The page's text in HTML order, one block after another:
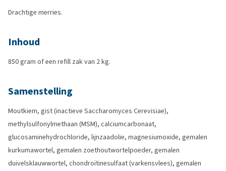
Drachtige merries.
Inhoud
850 gram of een refill zak van 2 kg.
Samenstelling
Moutkiem, gist (inactieve Saccharomyces Cerevisiae),
methylsulfonylmethaan (MSM), calciumcarbonaat,
glucosaminehydrochloride, lijnzaadolie, magnesiumoxide, gemalen
kurkumawortel, gemalen zoethoutwortelpoeder, gemalen
duivelsklauwwortel, chondroïtinesulfaat (varkensvlees), gemalen